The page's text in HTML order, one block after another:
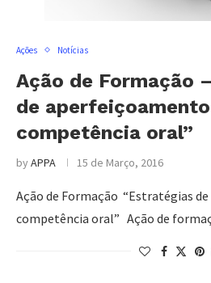
Ações Notícias
Ação de Formação
de
competência oral”
byAPPA 15 de Março, 2016
Ação de Formação “Estratégias
competência oral” Ação de